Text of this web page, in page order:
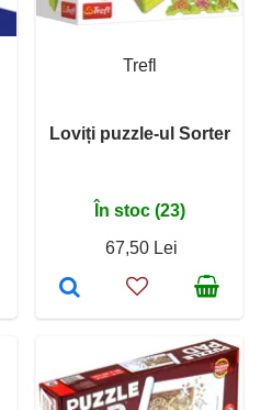
Trefl
Loviți puzzle-ul Sorter
În stoc (23)
67,50 Lei